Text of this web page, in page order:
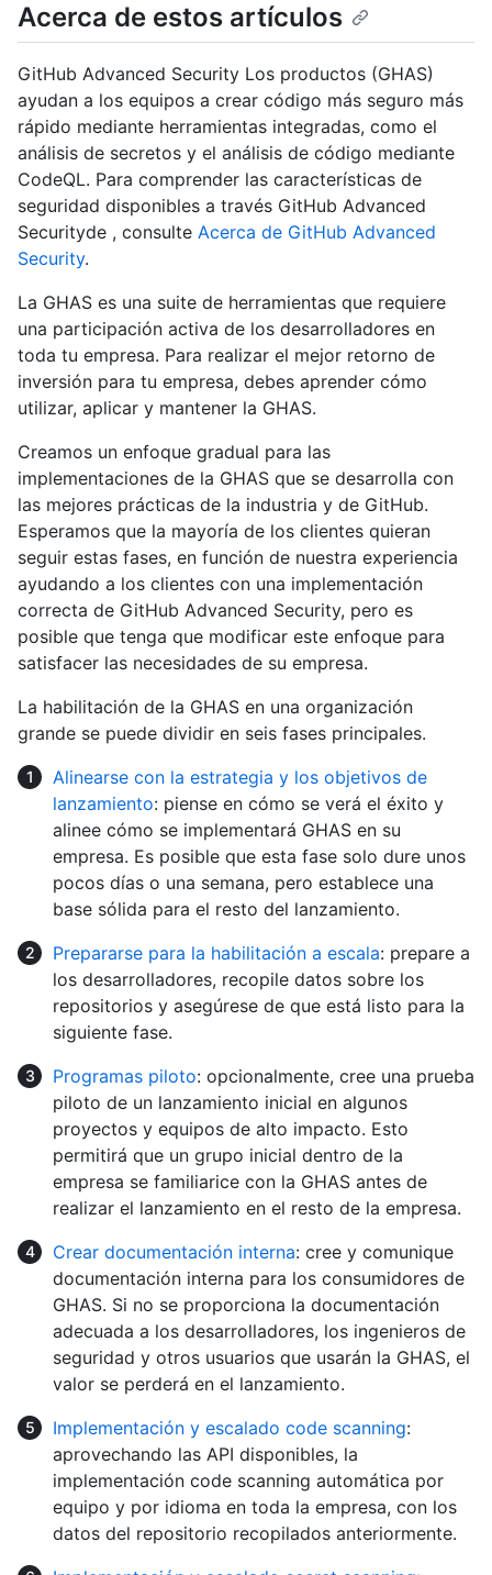
Acerca de estos artículos
GitHub Advanced Security Los productos (GHAS)
ayudan a los equipos a crear código más seguro más
rápido mediante herramientas integradas, como el
análisis de secretos y el análisis de código mediante
CodeQL. Para comprender las características de
seguridad disponibles a través GitHub Advanced
Securityde , consulte Acerca de GitHub Advanced
Security.
La GHAS es una suite de herramientas que requiere
una participación activa de los desarrolladores en
toda tu empresa. Para realizar el mejor retorno de
inversión para tu empresa, debes aprender cómo
utilizar, aplicar y mantener la GHAS.
Creamos un enfoque gradual para las
implementaciones de la GHAS que se desarrolla con
las mejores prácticas de la industria y de GitHub.
Esperamos que la mayoría de los clientes quieran
seguir estas fases, en función de nuestra experiencia
ayudando a los clientes con una implementación
correcta de GitHub Advanced Security, pero es
posible que tenga que modificar este enfoque para
satisfacer las necesidades de su empresa.
La habilitación de la GHAS en una organización
grande se puede dividir en seis fases principales.
Alinearse con la estrategia y los objetivos de
lanzamiento: piense en cómo se verá el éxito y
alinee cómo se implementará GHAS en su
empresa. Es posible que esta fase solo dure unos
pocos días o una semana, pero establece una
base sólida para el resto del lanzamiento.
Prepararse para la habilitación a escala: prepare a
los desarrolladores, recopile datos sobre los
repositorios y asegúrese de que está listo para la
siguiente fase.
Programas piloto: opcionalmente, cree una prueba
piloto de un lanzamiento inicial en algunos
proyectos y equipos de alto impacto. Esto
permitirá que un grupo inicial dentro de la
empresa se familiarice con la GHAS antes de
realizar el lanzamiento en el resto de la empresa.
Crear documentación interna: cree y comunique
documentación interna para los consumidores de
GHAS. Si no se proporciona la documentación
adecuada a los desarrolladores, los ingenieros de
seguridad y otros usuarios que usarán la GHAS, el
valor se perderá en el lanzamiento.
Implementación y escalado code scanning:
aprovechando las API disponibles, la
implementación code scanning automática por
equipo y por idioma en toda la empresa, con los
datos del repositorio recopilados anteriormente.